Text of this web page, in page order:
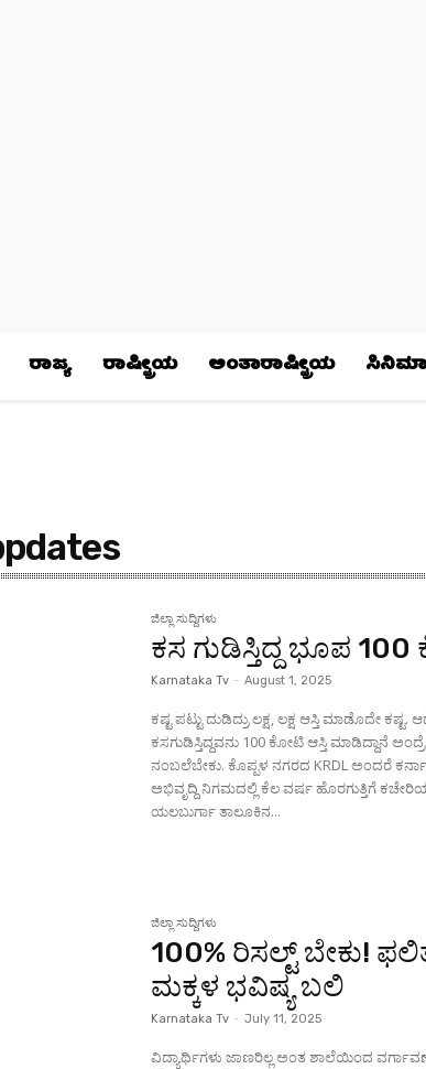
ರಾಜ್ಯ ರಾಷ್ಟ್ರೀಯ ಅಂತಾರಾಷ್ಟ್ರೀಯ
ಜಿಲ್ಲಾ ಸುದ್ದಿಗಳು
ಕಸ ಗುಡಿಸ್ತಿದ್ದ ಭೂಪ
Karnataka Tv - August 1, 2025
ಕಷ್ಟ ಪಟ್ಟು ದುಡಿದ್ರು ಲಕ್ಷ, ಲಕ್ಷ ಆಸ್ತಿ ಮಾಡೊದೇ
ಕಸಗುಡಿಸ್ತಿದ್ದವನು 100 ಕೋಟಿ ಆಸ್ತಿ ಮಾಡಿದ್ದಾನೆ
ನಂಬಲೆಬೇಕು. ಕೊಪ್ಪಳ ನಗರದ KRDL ಅಂದರೆ
ಅಭಿವೃದ್ದಿ ನಿಗಮದಲ್ಲಿ ಕೆಲ ವರ್ಷ ಹೊರಗುತ್ತಿಗೆ
ಯಲಬುರ್ಗಾ ತಾಲೂಕಿನ...
ಜಿಲ್ಲಾ ಸುದ್ದಿಗಳು
100% ರಿಸಲ್ಟ್ ಬೇಕು!
ಮಕ್ಕಳ ಭವಿಷ್ಯ ಬಲಿ
Karnataka Tv - July 11, 2025
ವಿದ್ಯಾರ್ಥಿಗಳು ಜಾಣರಿಲ್ಲ ಅಂತ ಶಾಲೆಯಿಂದ